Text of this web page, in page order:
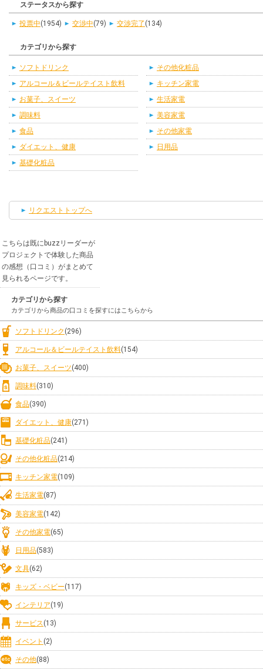
ステータスから探す
投票中(1954) 交渉中(79) 交渉完了 (134)
カテゴリから探す
ソフトドリンク
アルコール＆ビールテイスト飲料
お菓子、スイーツ
調味料
食品
ダイエット、健康
基礎化粧品
その他化粧品
キッチン家電
生活家電
美容家電
その他家電
日用品
リクエストトップへ
こちらは既にbuzzリーダーが
プロジェクトで体験した商品
の感想（口コミ）がまとめて
見られるページです。
カテゴリから探す
カテゴリから商品の口コミを探すにはこちらから
ソフトドリンク (296)
アルコール＆ビールテイスト飲料(154)
お菓子、スイーツ(400)
調味料(310)
食品(390)
ダイエット、健康(271)
基礎化粧品(241)
その他化粧品(214)
キッチン家電(109)
生活家電(87)
美容家電(142)
その他家電(65)
日用品(583)
文具(62)
キッズ・ベビー(117)
インテリア(19)
サービス(13)
イベント (2)
その他(88)